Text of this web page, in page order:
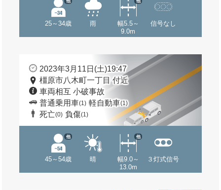
25～34歳 雨
幅5.5～
9.0m
信号なし
2023年3月11日(土)19:47
橿原市八木町一丁目 付近
車両相互 小破事故
普通乗用車(1) 軽自動車(1)
死亡(0) 負傷(1)
45～54歳
他
晴
幅9.0～
13.0m
他
３灯式信号